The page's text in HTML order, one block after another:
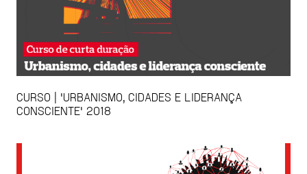
CURSO | 'URBANISMO, CIDADES E LIDERANÇA
CONSCIENTE' 2018